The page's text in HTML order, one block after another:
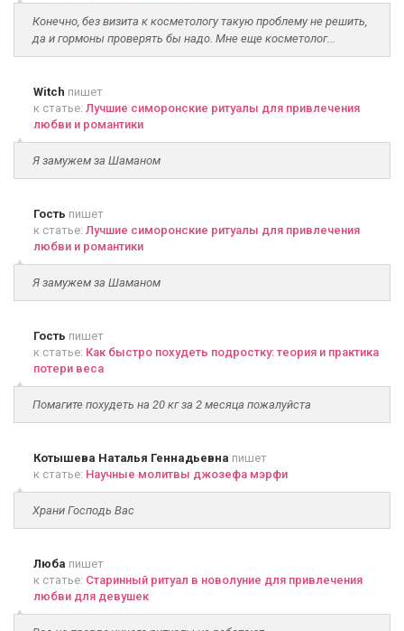
Конечно, без визита к косметологу такую проблему не решить,
да и гормоны проверять бы надо. Мне еще косметолог...
Witch пишет
к статье: Лучшие симоронские ритуалы для привлечения
любви и романтики
Я замужем за Шаманом
Гость пишет
к статье: Лучшие симоронские ритуалы для привлечения
любви и романтики
Я замужем за Шаманом
Гость пишет
к статье: Как быстро похудеть подростку: теория и практика
потери веса
Помагите похудеть на 20 кг за 2 месяца пожалуйста
Котышева Наталья Геннадьевна пишет
к статье: Научные молитвы джозефа мэрфи
Храни Господь Вас
Люба пишет
к статье: Старинный ритуал в новолуние для привлечения
любви для девушек